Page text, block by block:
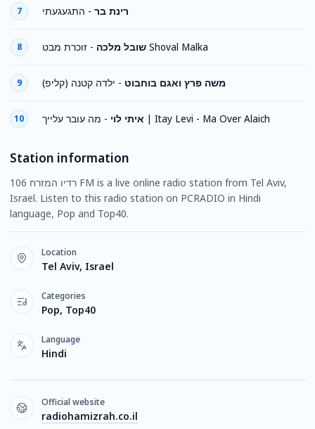
7 רינת בר - התגעגעתי
8 שובל מלכה - זוכרת מבט Shoval Malka
9 משה פרץ ואגם בוחבוט - ילדה קטנה (קליפ)
10 איתי לוי - מה עובר עלייך | Itay Levi - Ma Over Alaich
Station information
רדיו המזרח 106 FM is a live online radio station from Tel Aviv,
Israel. Listen to this radio station on PCRADIO in Hindi
language, Pop and Top40.
Location
Tel Aviv, Israel
Categories
Pop, Top40
Language
Hindi
Official website
radiohamizrah.co.il